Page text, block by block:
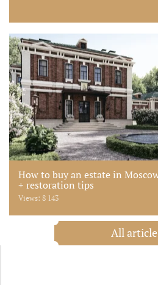
How to buy an estate in
+ restoration tips
Views: 8 143
All